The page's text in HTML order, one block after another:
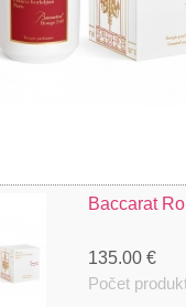
Baccarat
135.00 €
Počet